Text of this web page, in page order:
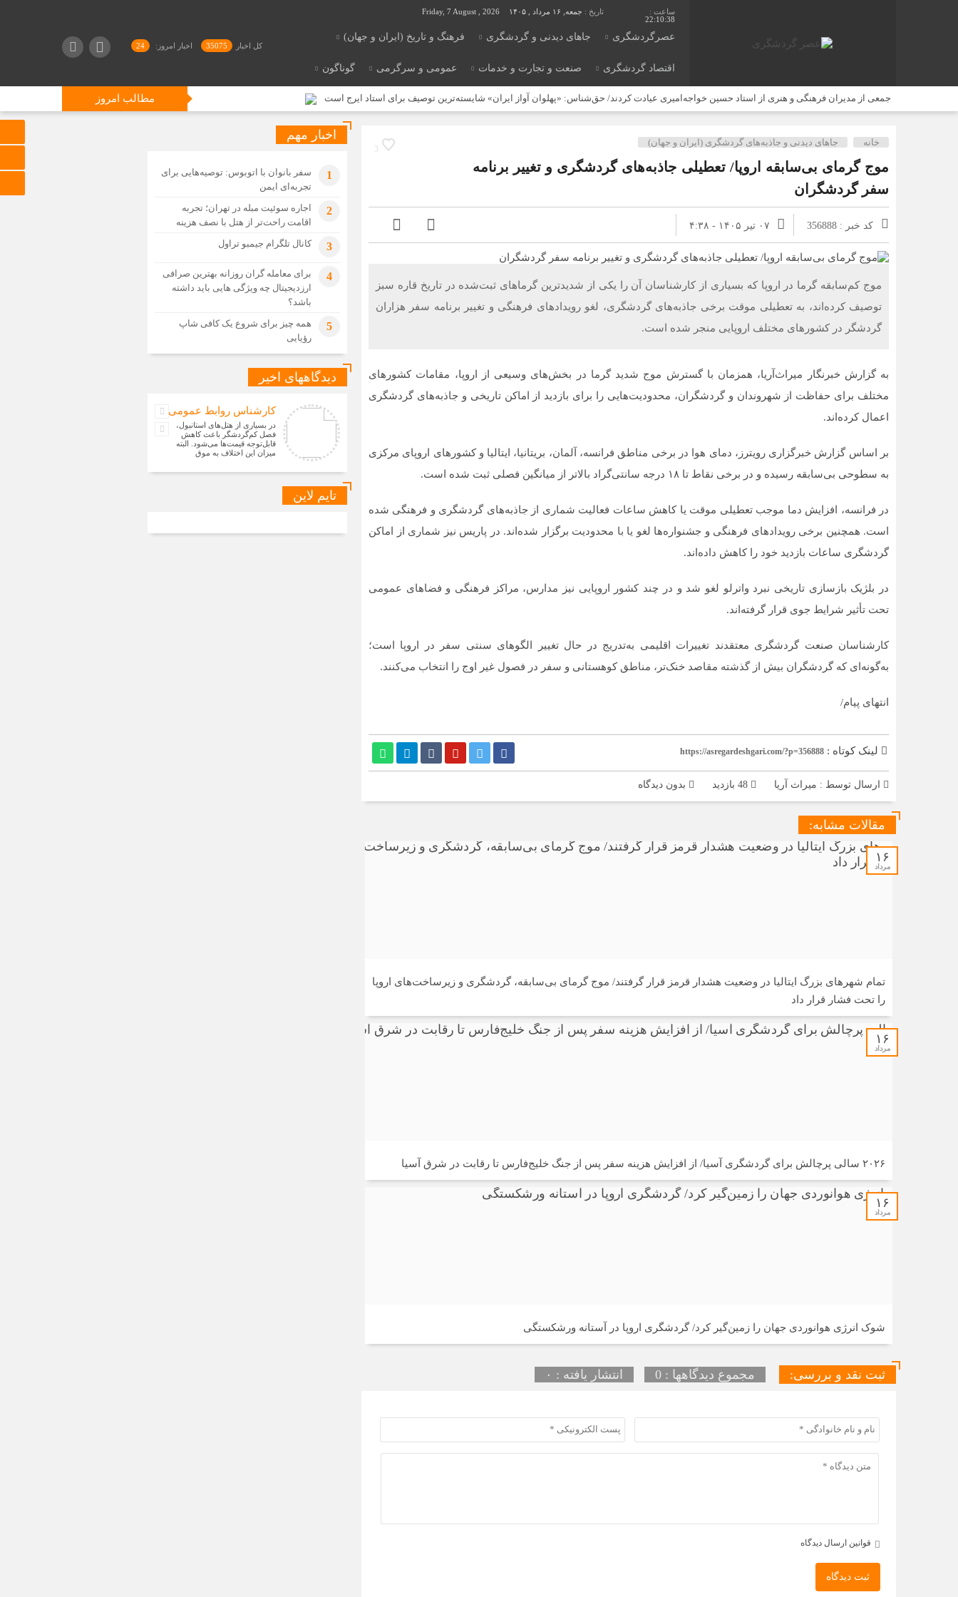
22:10:39
تاریخ : جمعه, ۱۶ مرداد , ۱۴۰۵ Friday, 7 August , 2026
عصرگردشگری جاهای دیدنی و گردشگری فرهنگ و تاریخ (ایران و جهان)
اقتصاد گردشگری صنعت و تجارت و خدمات عمومی و سرگرمی گوناگون
کل اخبار 35075 اخبار امروز: 24
مطالب امروز جمعی از مدیران فرهنگی و هنری از استاد حسین خواجه‌امیری عیادت کردند/ حق‌شناس: «پهلوان آواز ایران» شایسته‌ترین توصیف برای استاد ایرج است
تمام شهرهای بزرگ ایتالیا در وضعیت هشدار قرمز قرار گرفتند/ موج گرمای بی‌سابقه، گردشگری و زیرساخت‌های اروپا را تحت فشار قرار داد
عادی‌سازی بمباران بیمارستان‌ها تهدیدی برای همه کشورها است منفرد: داروخانه‌ها از وعده‌ها بریده‌اند
ثبت بالاترین رکورد تاریخی برای 3 شاخص بورس و فرابورس
یک ساعت از زمان ایلان ماسک ۱۰۰ میلیون دلار می‌ارزد؟ / پاسخی برای یک ادعای بزرگ
افزایش تصاعدی بهای برق کشاورزی لغو شد
3
خانه جاهای دیدنی و جاذبه‌های گردشگری (ایران و جهان)
موج گرمای بی‌سابقه اروپا/ تعطیلی جاذبه‌های گردشگری و تغییر برنامه
سفر گردشگران
کد خبر : 356888 ۰۷ تیر ۱۴۰۵ - ۴:۳۸
موج کم‌سابقه گرما در اروپا که بسیاری از کارشناسان آن را یکی از شدیدترین گرماهای ثبت‌شده در تاریخ قاره سبز
توصیف کرده‌اند، به تعطیلی موقت برخی جاذبه‌های گردشگری، لغو رویدادهای فرهنگی و تغییر برنامه سفر هزاران
گردشگر در کشورهای مختلف اروپایی منجر شده است.
به گزارش خبرنگار میراث‌آریا، همزمان با گسترش موج شدید گرما در بخش‌های وسیعی از اروپا، مقامات کشورهای
مختلف برای حفاظت از شهروندان و گردشگران، محدودیت‌هایی را برای بازدید از اماکن تاریخی و جاذبه‌های گردشگری
اعمال کرده‌اند.
بر اساس گزارش خبرگزاری رویترز، دمای هوا در برخی مناطق فرانسه، آلمان، بریتانیا، ایتالیا و کشورهای اروپای مرکزی
به سطوحی بی‌سابقه رسیده و در برخی نقاط تا ۱۸ درجه سانتی‌گراد بالاتر از میانگین فصلی ثبت شده است.
در فرانسه، افزایش دما موجب تعطیلی موقت یا کاهش ساعات فعالیت شماری از جاذبه‌های گردشگری و فرهنگی شده
است. همچنین برخی رویدادهای فرهنگی و جشنواره‌ها لغو یا با محدودیت برگزار شده‌اند. در پاریس نیز شماری از اماکن
گردشگری ساعات بازدید خود را کاهش داده‌اند.
در بلژیک بازسازی تاریخی نبرد واترلو لغو شد و در چند کشور اروپایی نیز مدارس، مراکز فرهنگی و فضاهای عمومی
تحت تأثیر شرایط جوی قرار گرفته‌اند.
کارشناسان صنعت گردشگری معتقدند تغییرات اقلیمی به‌تدریج در حال تغییر الگوهای سنتی سفر در اروپا است؛
به‌گونه‌ای که گردشگران بیش از گذشته مقاصد خنک‌تر، مناطق کوهستانی و سفر در فصول غیر اوج را انتخاب می‌کنند.
انتهای پیام/
لینک کوتاه : https://asregardeshgari.com/?p=356888
ارسال توسط : میراث آریا بدون دیدگاه
مقالات مشابه:
۱۶
مرداد
تمام شهرهای بزرگ ایتالیا در وضعیت هشدار قرمز قرار گرفتند/ موج گرمای بی‌سابقه، گردشگری و زیرساخت‌های اروپا
را تحت فشار قرار داد
۱۶
مرداد
۲۰۲۶ سالی پرچالش برای گردشگری آسیا/ از افزایش هزینه سفر پس از جنگ خلیج‌فارس تا رقابت در شرق آسیا
۱۶
مرداد
شوک انرژی هوانوردی جهان را زمین‌گیر کرد/ گردشگری اروپا در آستانه ورشکستگی
ثبت نقد و بررسی: مجموع دیدگاهها : 0 انتشار یافته : ۰
قوانین ارسال دیدگاه
ثبت دیدگاه
اخبار مهم
1
سفر بانوان با اتوبوس: توصیه‌هایی برای
تجربه‌ای ایمن
2
اجاره سوئیت مبله در تهران؛ تجربه
اقامت راحت‌تر از هتل با نصف هزینه
3 کانال تلگرام جیمبو تراول
4
برای معامله گران روزانه بهترین صرافی
ارزدیجیتال چه ویژگی هایی باید داشته
باشد؟
5
همه چیز برای شروع یک کافی شاپ
رؤیایی
دیدگاههای اخیر
کارشناس روابط عمومی
در بسیاری از هتل‌های استانبول،
فصل کم‌گردشگر باعث کاهش
قابل‌توجه قیمت‌ها می‌شود. البته
میزان این اختلاف به موق
بعضی هتل‌ها این‌طور است؟
پاتونگ هستن. هم فض
خوب به جاذبه‌ها براش مهمه و
هم آ
تایم لاین